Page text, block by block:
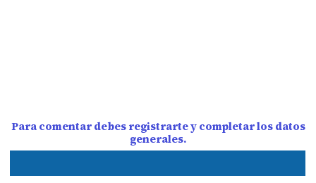
Para comentar debes registrarte y completar los datos
generales.